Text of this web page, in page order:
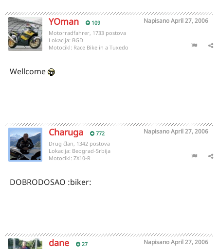
YOman 109 NapisanoApril 27, 2006
Motorradfahrer, 1733 postova
Lokacija: BGD
Motocikl: Race Bike in a Tuxedo
Wellcome
Charuga 772 NapisanoApril 27, 2006
Drug član, 1342 postova
Lokacija: Beograd-Srbija
Motocikl: ZX10-R
DOBRODOSAO :biker:
dane 27 NapisanoApril 27, 2006